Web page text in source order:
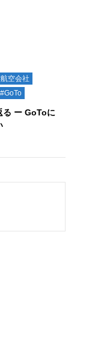
空会社
#GoTo
る ー GoToに